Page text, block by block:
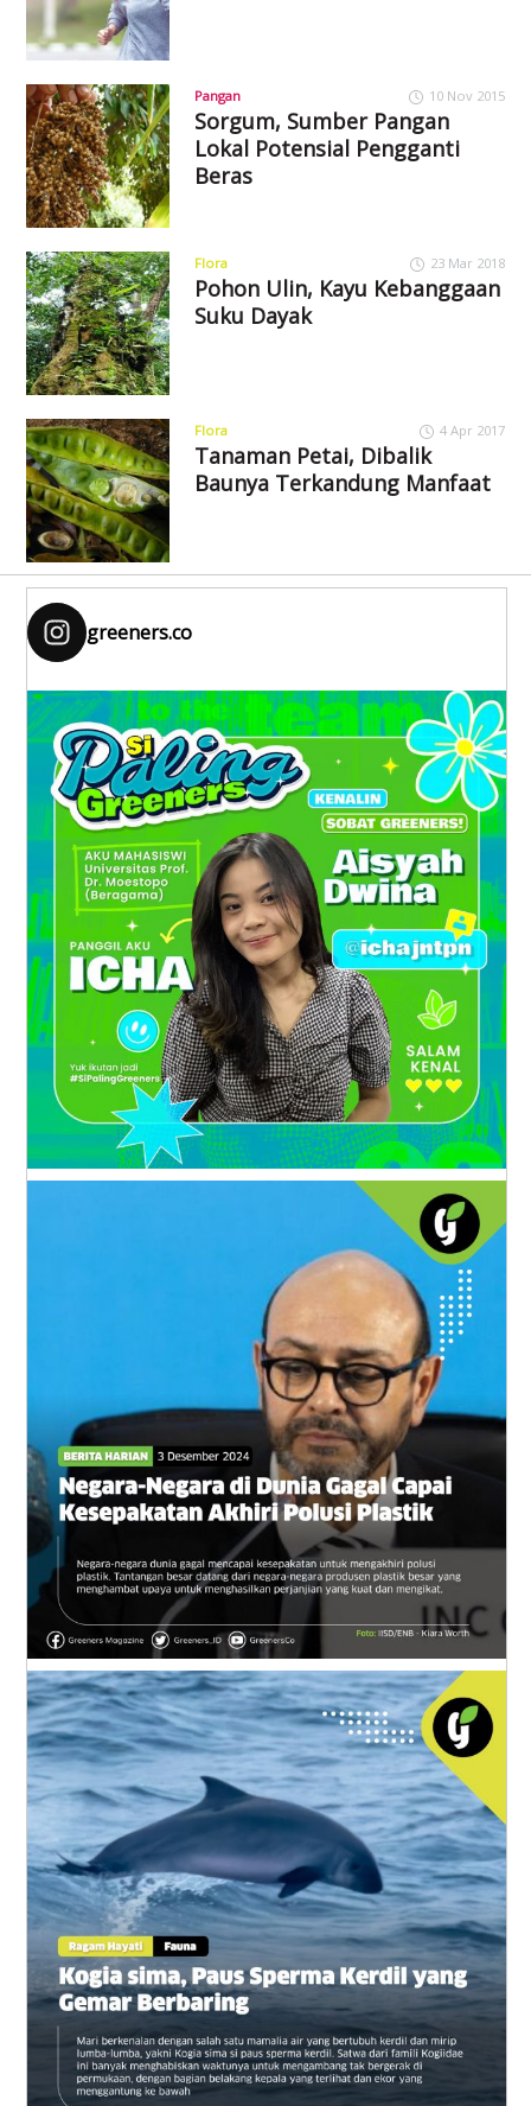
Pangan 10 Nov 2015
Sorgum, Sumber Pangan
Lokal Potensial Pengganti
Beras
Flora 23 Mar 2018
Pohon Ulin, Kayu Kebanggaan
Suku Dayak
Flora 4 Apr 2017
Tanaman Petai, Dibalik
Baunya Terkandung Manfaat
greeners.co